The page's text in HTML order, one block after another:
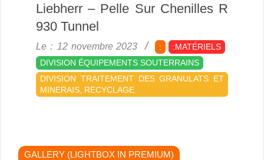
Liebherr – Pelle Sur Chenilles R
930 Tunnel
2023-
11-
12
Le : 12 novembre 2023 :
:MATÉRIELS
DIVISION ÉQUIPEMENTS SOUTERRAINS
DIVISION TRAITEMENT DES GRANULATS ET
MINERAIS, RECYCLAGE
GALLERY (LIGHTBOX IN PREMIUM)